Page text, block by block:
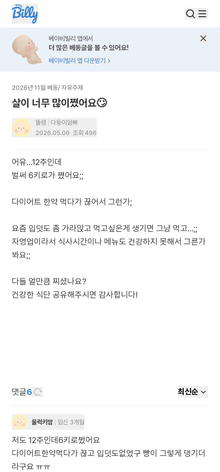
베이비빌리 앱에서
더 많은 베동글을 볼 수 있어요!
베이비빌리 앱 다운받기
2026년 11월 베동/ 자유주제
살이 너무 많이쪘어요🙄
똘랭
다둥이엄빠
2026.05.06 조회 496
어유...12주인데
벌써 6키로가 쪘어요;;
다이어트 한약 먹다가 끊어서 그런가;
요즘 입덧도 좀 가라앉고 먹고싶은게 생기면 그냥 먹고...;;
자영업이라서 식사시간이나 메뉴도 건강하지 못해서 그른가
봐요;;
다들 얼만큼 찌셨나요?
건강한 식단 공유해주시면 감사합니다!
댓글6 최신순
울럭키맘 임신 3개월
저도 12주인데6키로쩠어요
다이어트한약먹다가 끊고 입덧도없었구 빵이 그렇게 댕기더
라구요 ㅠㅠ